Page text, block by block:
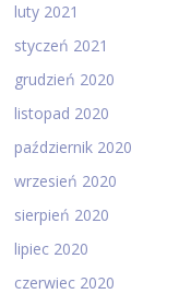
luty 2021
styczeń 2021
grudzień 2020
listopad 2020
październik 2020
wrzesień 2020
sierpień 2020
lipiec 2020
czerwiec 2020